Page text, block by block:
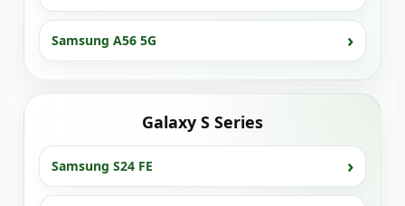
Samsung A56 5G
Galaxy S Series
Samsung S24 FE